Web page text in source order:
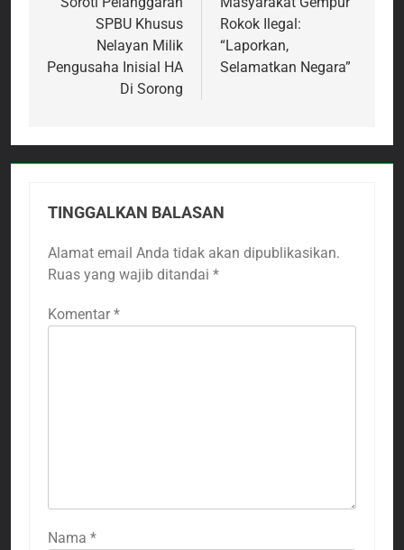
SPBU Khusus
Nelayan Milik
Pengusaha Inisial HA
Di Sorong
Rokok Ilegal:
“Laporkan,
Selamatkan Negara”
TINGGALKAN BALASAN
Alamat email Anda tidak akan dipublikasikan.
Ruas yang wajib ditandai *
Komentar *
Nama *